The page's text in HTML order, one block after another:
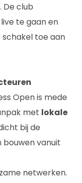
club
live te gaan en
toe aan
Open is mede
met lokale
bij de
bouwen vanuit
netwerken.